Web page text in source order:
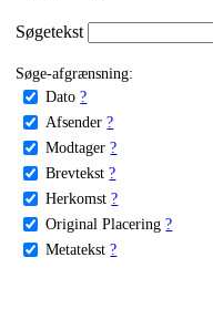
Søgetekst
Søge-afgrænsning:
Dato ?
Afsender ?
Modtager ?
Brevtekst ?
Herkomst ?
Original Placering ?
Metatekst ?